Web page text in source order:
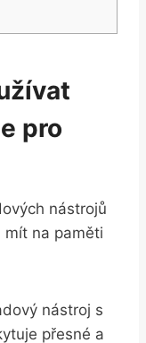
pro
nástrojů
mít na paměti
nástroj s
přesné a